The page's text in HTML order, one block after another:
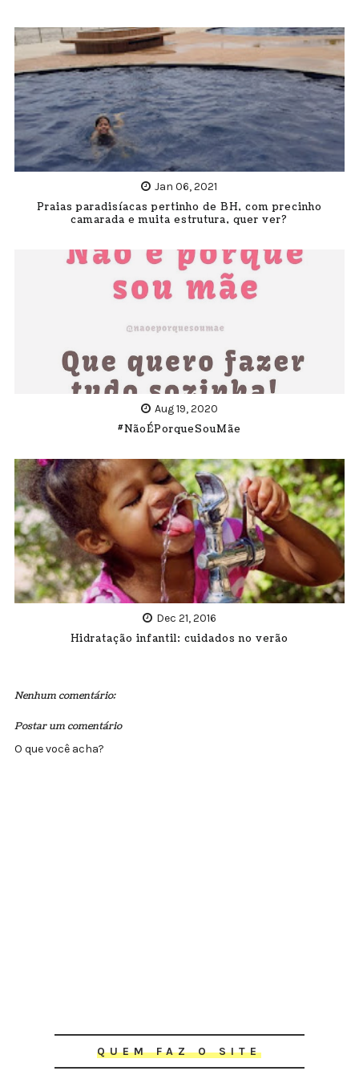
Jan 06, 2021
Praias paradisíacas pertinho de BH, com precinho
camarada e muita estrutura, quer ver?
Aug 19, 2020
#NãoÉPorqueSouMãe
Dec 21, 2016
Hidratação infantil: cuidados no verão
Nenhum comentário:
Postar um comentário
O que você acha?
QUEM FAZ O SITE